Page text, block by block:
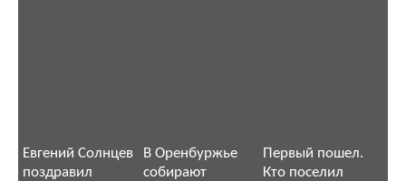
Евгений Солнцев
поздравил
В Оренбуржье
собирают
Первый пошел.
Кто поселил